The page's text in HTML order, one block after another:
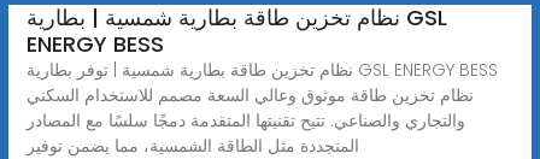
نظام تخزين طاقة بطارية شمسية | بطارية GSL
ENERGY BESS
نظام تخزين طاقة بطارية شمسية | توفر بطارية GSL ENERGY BESS
نظام تخزين طاقة موثوق وعالي السعة مصمم للاستخدام السكني
والتجاري والصناعي. تتيح تقنيتها المتقدمة دمجًا سلسًا مع المصادر
المتجددة مثل الطاقة الشمسية، مما يضمن توفير